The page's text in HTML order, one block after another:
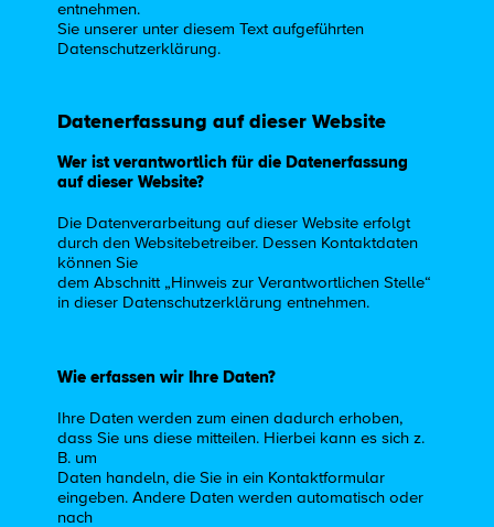
entnehmen.
Sie unserer unter diesem Text aufgeführten
Datenschutzerklärung.
Datenerfassung auf dieser Website
Wer ist verantwortlich für die Datenerfassung
auf dieser Website?
Die Datenverarbeitung auf dieser Website erfolgt
durch den Websitebetreiber. Dessen Kontaktdaten
können Sie
dem Abschnitt „Hinweis zur Verantwortlichen Stelle“
in dieser Datenschutzerklärung entnehmen.
Wie erfassen wir Ihre Daten?
Ihre Daten werden zum einen dadurch erhoben,
dass Sie uns diese mitteilen. Hierbei kann es sich z.
B. um
Daten handeln, die Sie in ein Kontaktformular
eingeben. Andere Daten werden automatisch oder
nach